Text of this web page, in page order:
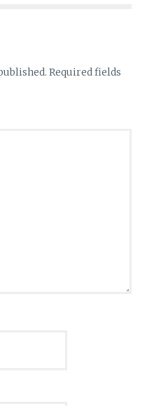
Required fields